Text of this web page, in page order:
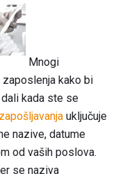
Mnogi
kako bi
kada ste se
uključuje
nazive, datume
od vaših poslova.
se naziva